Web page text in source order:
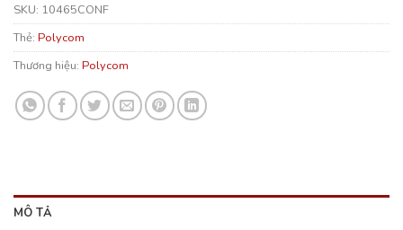
SKU: 10465CONF
Thẻ: Polycom
Thương hiệu: Polycom
MÔ TẢ